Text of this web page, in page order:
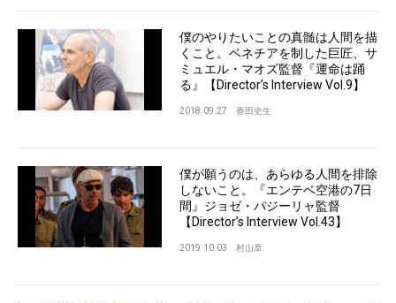
僕のやりたいことの真髄は人間を描
くこと。ベネチアを制した巨匠、サ
ミュエル・マオズ監督『運命は踊
る』【Director’s Interview Vol.9】
2018.09.27 香田史生
僕が願うのは、あらゆる人間を排除
しないこと。『エンテベ空港の7日
間』ジョゼ・パジーリャ監督
【Director’s Interview Vol.43】
2019.10.03 村山章